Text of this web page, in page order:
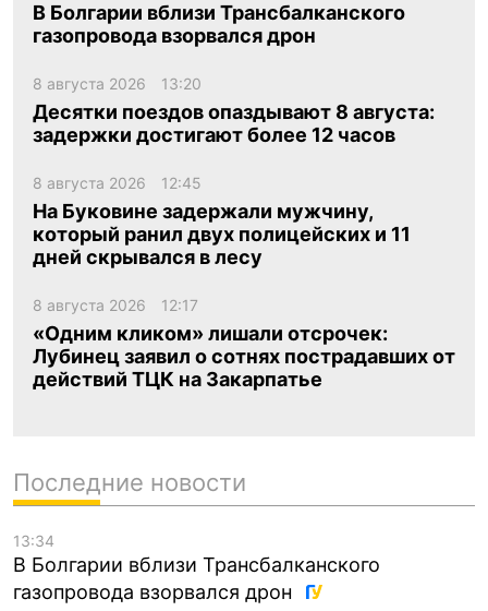
В Болгарии вблизи Трансбалканского
газопровода взорвался дрон
8 августа 2026 13:20
Десятки поездов опаздывают 8 августа:
задержки достигают более 12 часов
8 августа 2026 12:45
На Буковине задержали мужчину,
который ранил двух полицейских и 11
дней скрывался в лесу
8 августа 2026 12:17
«Одним кликом» лишали отсрочек:
Лубинец заявил о сотнях пострадавших от
действий ТЦК на Закарпатье
Последние новости
13:34
В Болгарии вблизи Трансбалканского
газопровода взорвался дрон